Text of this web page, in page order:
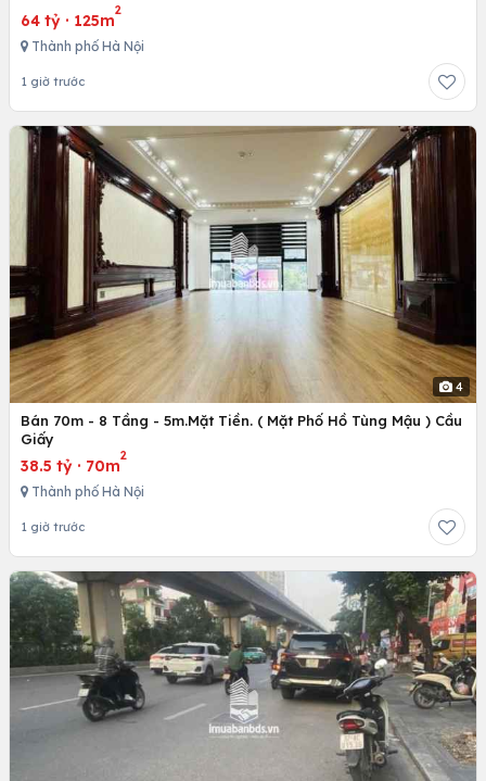
64 tỷ · 125m
2
Thành phố Hà Nội
1 giờ trước
4
Bán 70m - 8 Tầng - 5m.Mặt Tiền. ( Mặt Phố Hồ Tùng Mậu ) Cầu
Giấy
38.5 tỷ · 70m
2
Thành phố Hà Nội
1 giờ trước